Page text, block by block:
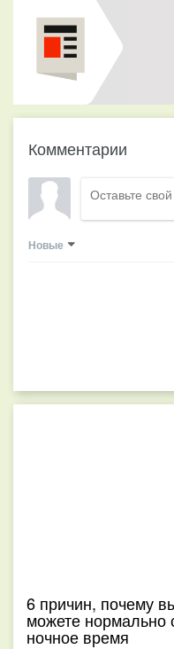
Комментарии
Новые
6 причин, почему
можете нормально
ночное время